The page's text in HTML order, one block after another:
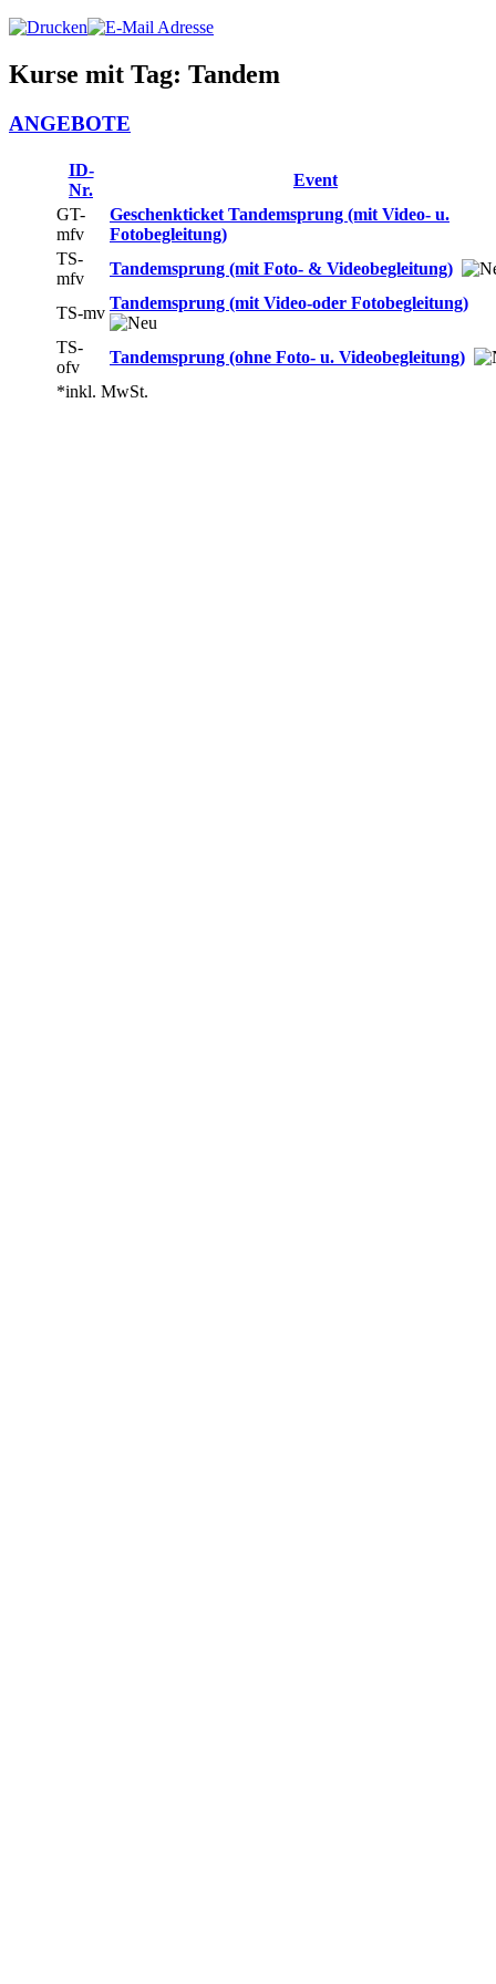
Kurse mit Tag: Tandem
ANGEBOTE
ID-
Nr.
Event
GT-
mfv
Geschenkticket Tandemsprung (mit Video- u.
Fotobegleitung)
TS-
mfv
Tandemsprung (mit Foto- & Videobegleitung)
TS-mv
Tandemsprung (mit Video-oder Fotobegleitung)
TS-
ofv
Tandemsprung (ohne Foto- u. Videobegleitung)
*inkl. MwSt.